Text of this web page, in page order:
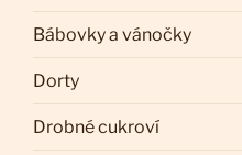
Bábovky a vánočky
Dorty
Drobné cukroví